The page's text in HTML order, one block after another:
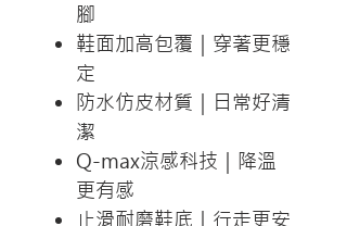
腳
鞋面加高包覆｜穿著更穩
定
防水仿皮材質｜日常好清
潔
Q-max涼感科技｜降溫
更有感
止滑耐磨鞋底｜行走更安